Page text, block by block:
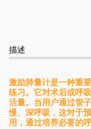
描述
激励肺量计是一种重
练习。它对术后或呼
活量。当用户通过管
慢、深呼吸，这对于
用，通过培养必要的